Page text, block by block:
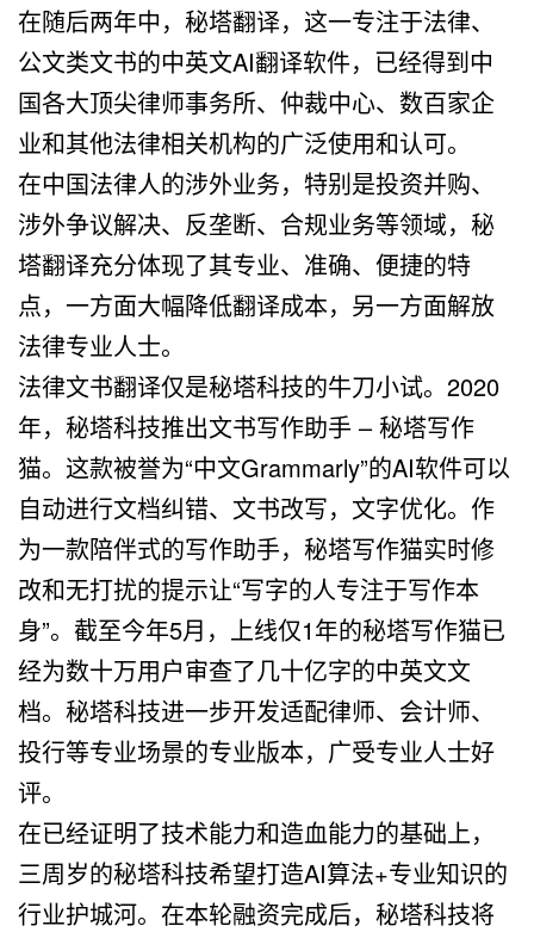
在随后两年中，秘塔翻译，这一专注于法律、
公文类文书的中英文AI翻译软件，已经得到中
国各大顶尖律师事务所、仲裁中心、数百家企
业和其他法律相关机构的广泛使用和认可。
在中国法律人的涉外业务，特别是投资并购、
涉外争议解决、反垄断、合规业务等领域，秘
塔翻译充分体现了其专业、准确、便捷的特
点，一方面大幅降低翻译成本，另一方面解放
法律专业人士。
法律文书翻译仅是秘塔科技的牛刀小试。 2020
年，秘塔科技推出文书写作助手 – 秘塔写作
猫。这款被誉为“中文Grammarly”的AI软件可以
自动进行文档纠错、文书改写，文字优化。作
为一款陪伴式的写作助手，秘塔写作猫实时修
改和无打扰的提示让“写字的人专注于写作本
身”。截至今年5月，上线仅1年的秘塔写作猫已
经为数十万用户审查了几十亿字的中英文文
档。秘塔科技进一步开发适配律师、会计师、
投行等专业场景的专业版本，广受专业人士好
评。
在已经证明了技术能力和造血能力的基础上，
三周岁的秘塔科技希望打造AI算法+专业知识的
行业护城河。在本轮融资完成后，秘塔科技将